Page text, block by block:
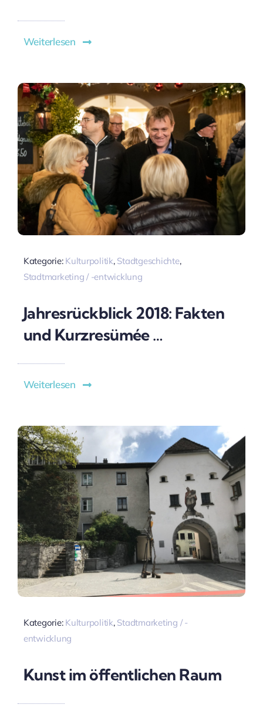
Weiterlesen
Kategorie: Kulturpolitik, Stadtgeschichte,
Stadtmarketing / -entwicklung
Jahresrückblick 2018: Fakten
und Kurzresümée …
Weiterlesen
Kategorie: Kulturpolitik, Stadtmarketing / -
entwicklung
Kunst im öffentlichen Raum